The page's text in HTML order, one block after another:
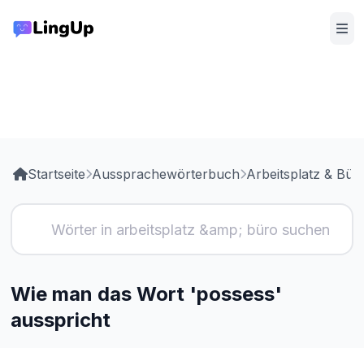
Startseite Aussprachewörterbuch Arbeitsplatz &
Wie man das Wort 'possess'
ausspricht